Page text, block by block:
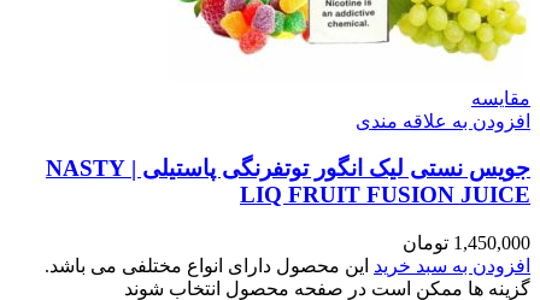
مقایسه
افزودن به علاقه مندی
جویس نستی لیک انگور توتفرنگی پاستیلی | NASTY
LIQ FRUIT FUSION JUICE
1,450,000 تومان
افزودن به سبد خرید این محصول دارای انواع مختلفی می باشد.
گزینه ها ممکن است در صفحه محصول انتخاب شوند